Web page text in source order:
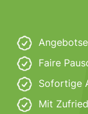
Faire
Sofortige
Mit